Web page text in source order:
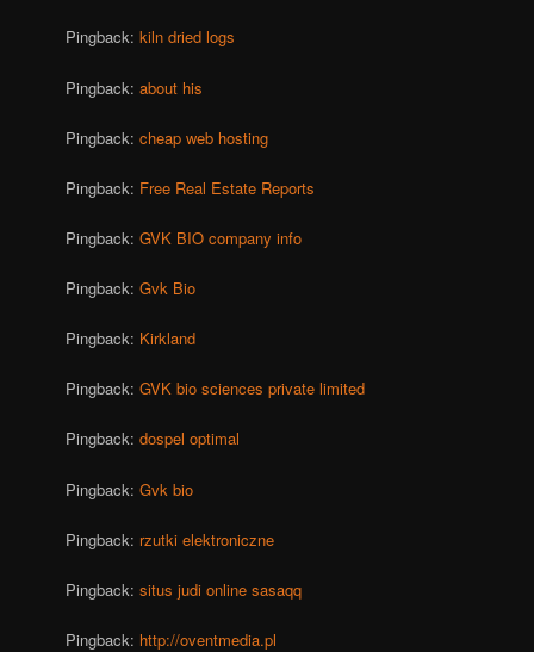
Pingback:kiln dried logs
Pingback:about his
Pingback:cheap web hosting
Pingback: Free Real Estate Reports
Pingback:GVK BIO company info
Pingback:Gvk Bio
Pingback: Kirkland
Pingback:GVK bio sciences private limited
Pingback:dospel optimal
Pingback:Gvk bio
Pingback: rzutki elektroniczne
Pingback:situs judi online sasaqq
Pingback: http://oventmedia.pl